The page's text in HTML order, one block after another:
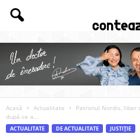
Acasă Actualitate
Patronul Nordis, liber
după ce a...
ACTUALITATE DE ACTUALITATE JUSTIȚIE